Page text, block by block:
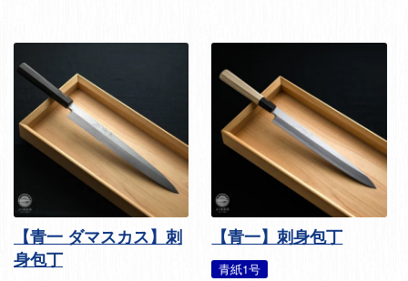
【青一 ダマスカス】刺
身包丁
【青一】刺身包丁
青紙1号